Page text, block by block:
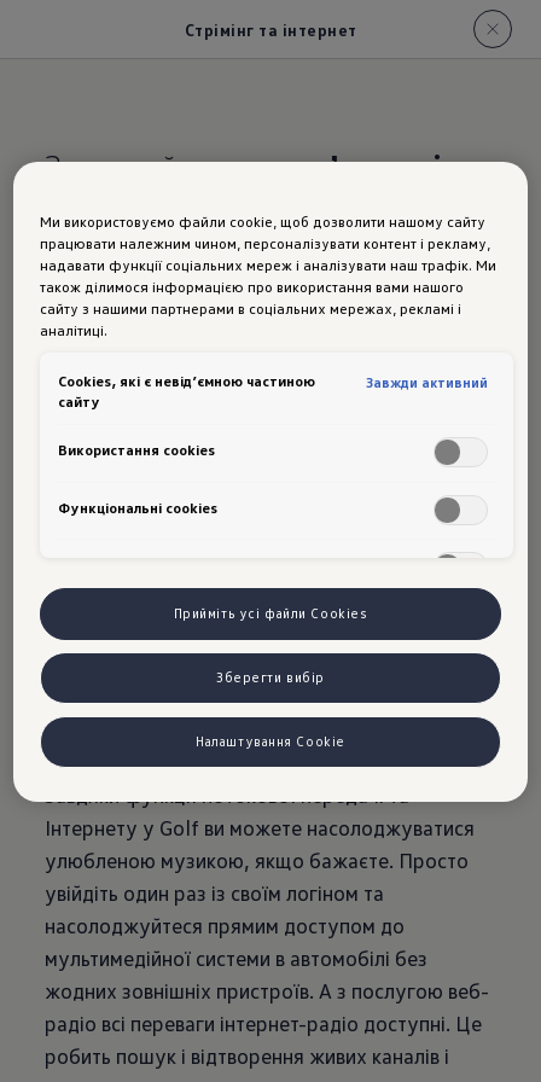
Стрімінг та інтернет
Залишайтесьна звʼязку зі
Golf:
Стрімінг
&
Інтернет
Інтернету у Golf ви можете насолоджуватися
улюбленою музикою, якщо бажаєте. Просто
увійдіть один раз із своїм логіном та
насолоджуйтеся прямим доступом до
мультимедійної системи в автомобілі без
жодних зовнішніх пристроїв. А з послугою веб-
радіо всі переваги інтернет-радіо доступні. Це
робить пошук і відтворення живих каналів і
Ми використовуємо файли cookie, щоб дозволити нашому сайту
працювати належним чином, персоналізувати контент і рекламу,
надавати функції соціальних мереж і аналізувати наш трафік. Ми
також ділимося інформацією про використання вами нашого
сайту з нашими партнерами в соціальних мережах, рекламі і
аналітиці.
Сookies, які є невід’ємною частиною
сайту
Завжди активний
Використання cookies
Функціональні cookies
Прийміть усі файли Cookies
Зберегти вибір
Налаштування Cookie